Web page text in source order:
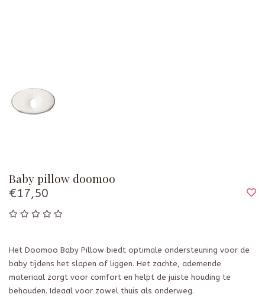
Baby pillow doomoo
€17,50
Het Doomoo Baby Pillow biedt optimale ondersteuning voor de
baby tijdens het slapen of liggen. Het zachte, ademende
materiaal zorgt voor comfort en helpt de juiste houding te
behouden. Ideaal voor zowel thuis als onderweg.